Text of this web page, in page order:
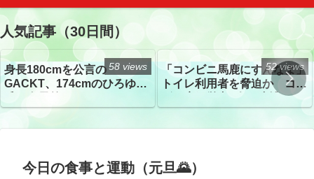
人気記事（30日間）
身長180cmを公言の
GACKT、174cmのひろゆき
トざわつき イベントでの写
真が話題
58 views
「コンビニ馬鹿にすんなよ」
トイレ利用者を脅迫か コン
52 views
今日の食事と運動（元旦🌄）